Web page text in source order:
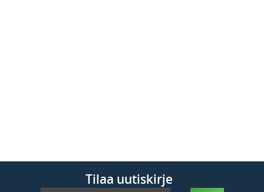
Tilaa uutiskirje